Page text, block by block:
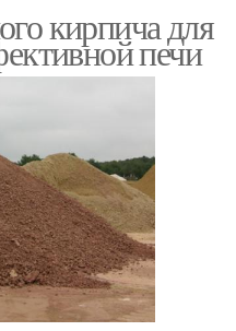
кирпича для
печи